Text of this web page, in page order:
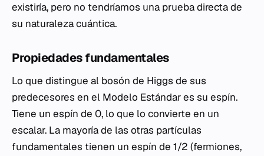
existiría, pero no tendríamos una prueba directa de
su naturaleza cuántica.
Propiedades fundamentales
Lo que distingue al bosón de Higgs de sus
predecesores en el Modelo Estándar es su espín.
Tiene un espín de 0, lo que lo convierte en un
escalar. La mayoría de las otras partículas
fundamentales tienen un espín de 1/2 (fermiones,